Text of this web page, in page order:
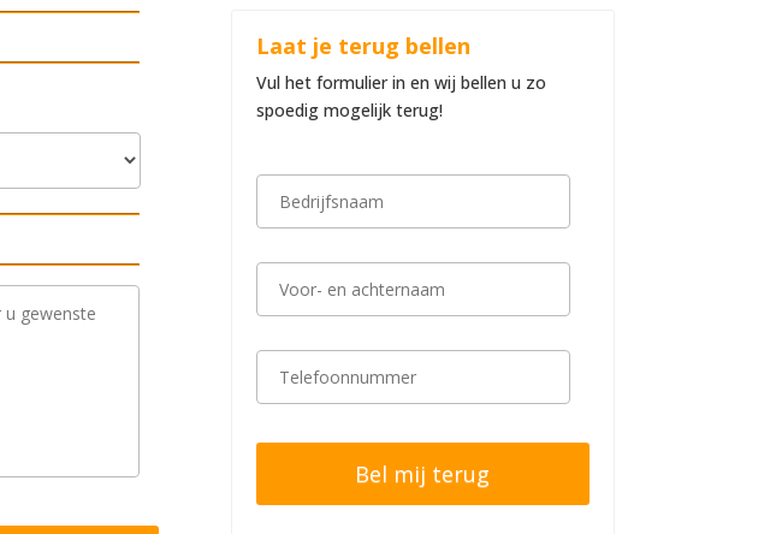
Laat je terug bellen
Vul het formulier in en wij bellen u zo
spoedig mogelijk terug!
B
r
i
s
m
V
r
-
a
h
T
e
n